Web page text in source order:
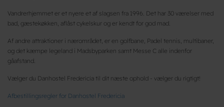
Vandrerhjemmet er et nyere et af slagsen fra 1996. Det har 30 værelser med
bad, gæstekøkken, aflåst cykelskur og er kendt for god mad.
Af andre attraktioner i nærområdet, er en golfbane, Padel tennis, multibaner,
og det kæmpe legeland i Madsbyparken samt Messe C alle indenfor
gåafstand.
Vælger du Danhostel Fredericia til dit næste ophold - vælger du rigtigt!
Afbestillingsregler for Danhostel Fredericia